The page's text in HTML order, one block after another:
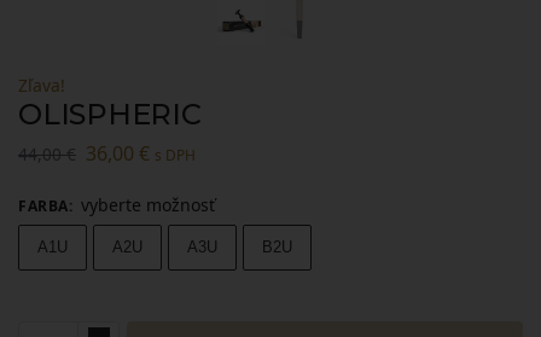
Zľava!
OLISPHERIC
44,00€ 36,00 € s DPH
FARBA: vyberte možnosť
A1U A2U A3U B2U